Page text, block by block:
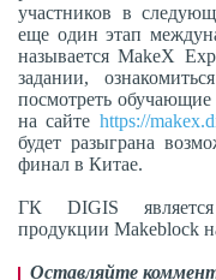
участников в
еще один этап
называется MakeX
задании,
посмотреть
на сайте https://
будет разыграна
финал в Китае.
ГК DIGIS является
продукции Makeblock
Оставляйте